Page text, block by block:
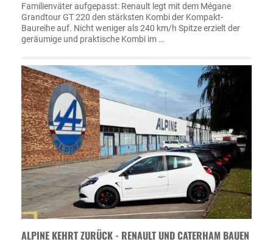
Familienväter aufgepasst: Renault legt mit dem Mégane
Grandtour GT 220 den stärksten Kombi der Kompakt-
Baureihe auf. Nicht weniger als 240 km/h Spitze erzielt der
geräumige und praktische Kombi im …
ALPINE KEHRT ZURÜCK - RENAULT UND CATERHAM BAUEN